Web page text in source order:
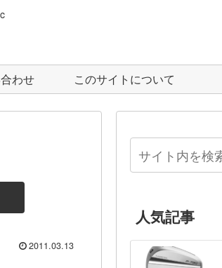
わせ このサイトについて
2011.03.13
人気記事